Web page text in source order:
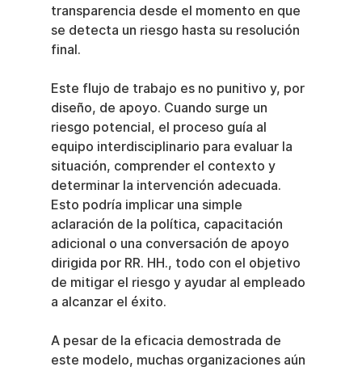
transparencia desde el momento en que
se detecta un riesgo hasta su resolución
final.
Este flujo de trabajo es no punitivo y, por
diseño, de apoyo. Cuando surge un
riesgo potencial, el proceso guía al
equipo interdisciplinario para evaluar la
situación, comprender el contexto y
determinar la intervención adecuada.
Esto podría implicar una simple
aclaración de la política, capacitación
adicional o una conversación de apoyo
dirigida por RR. HH., todo con el objetivo
de mitigar el riesgo y ayudar al empleado
a alcanzar el éxito.
A pesar de la eficacia demostrada de
este modelo, muchas organizaciones aún